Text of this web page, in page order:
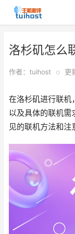
洛杉矶怎么
作者：tuihost o 更
在洛杉矶进行联机
以及具体的联机需
见的联机方法和注